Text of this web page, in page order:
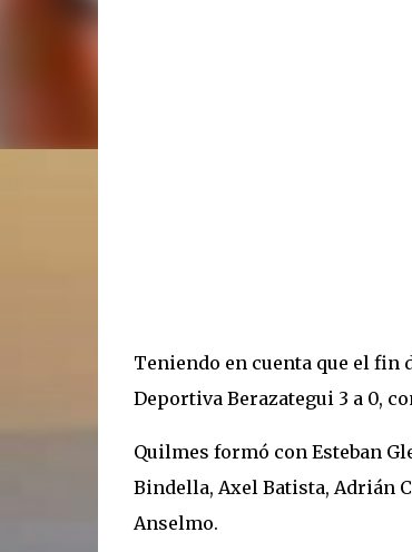
Teniendo en cuenta que el fin
Deportiva Berazategui 3 a 0,
Quilmes formó con Esteban
Bindella, Axel Batista, Adrián
Anselmo.